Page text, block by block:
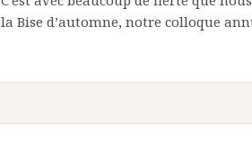
la Bise d’automne, notre colloque